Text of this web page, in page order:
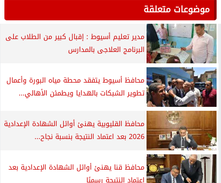
موضوعات متعلقة
مدير تعليم أسيوط : إقبال كبير من الطلاب على
البرنامج العلاجى بالمدارس
محافظ أسيوط يتفقد محطة مياه البورة وأعمال
تطوير الشبكات بالهدايا ويطمئن الأهالي...
محافظ القليوبية يهنئ أوائل الشهادة الإعدادية
2026 بعد اعتماد النتيجة بنسبة نجاح...
محافظ قنا يهنئ أوائل الشهادة الإعدادية بعد